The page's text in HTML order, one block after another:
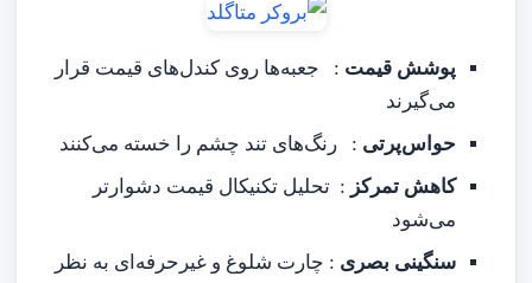
پوشش قیمت : جعبه‌ها روی کندل‌های قیمت قرار
می‌گیرند
حواس‌پرتی : رنگ‌های تند چشم را خسته می‌کنند
کاهش تمرکز : تحلیل تکنیکال قیمت دشوارتر
می‌شود
سنگینی بصری : چارت شلوغ و غیرحرفه‌ای به نظر